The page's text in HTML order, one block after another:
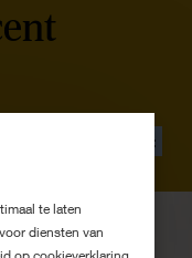
Evenement
te laten
diensten van